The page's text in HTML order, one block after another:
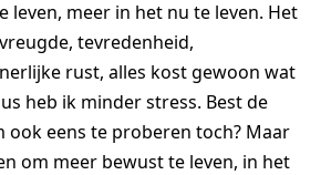
leven, meer in het nu te leven. Het
tevredenheid,
rust, alles kost gewoon wat
heb ik minder stress. Best de
ook eens te proberen toch? Maar
om meer bewust te leven, in het